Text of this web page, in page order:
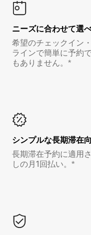
ニーズに合わせて選
希望のチェックイン
ラインで簡単に予約
もありません。*
シンプルな長期滞在
長期滞在予約に適用
しの月1回払い。*